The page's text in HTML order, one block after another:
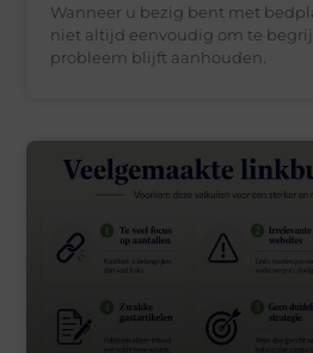
Wanneer u bezig bent met
niet altijd eenvoudig om te
probleem blijft aanhouden.